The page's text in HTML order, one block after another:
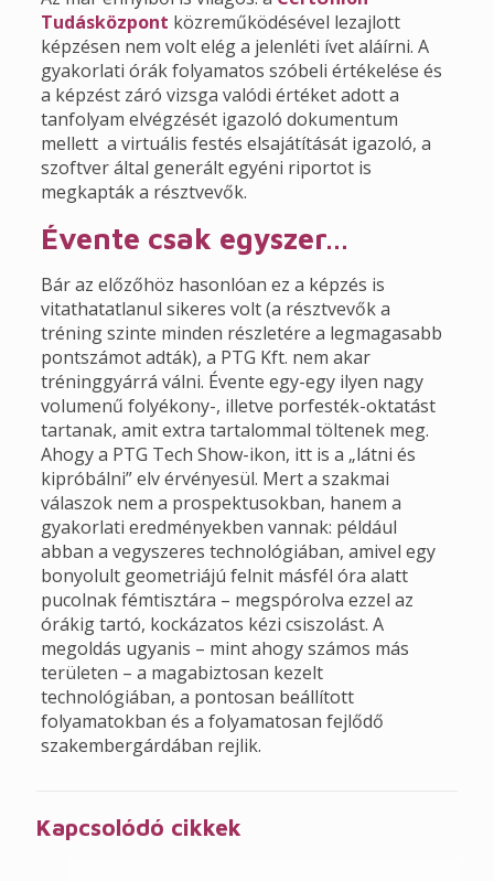
Tudásközpont közreműködésével lezajlott
képzésen nem volt elég a jelenléti ívet aláírni. A
gyakorlati órák folyamatos szóbeli értékelése és
a képzést záró vizsga valódi értéket adott a
tanfolyam elvégzését igazoló dokumentum
mellett a virtuális festés elsajátítását igazoló, a
szoftver által generált egyéni riportot is
megkapták a résztvevők.
Évente csak egyszer…
Bár az előzőhöz hasonlóan ez a képzés is
vitathatatlanul sikeres volt (a résztvevők a
tréning szinte minden részletére a legmagasabb
pontszámot adták), a PTG Kft. nem akar
tréninggyárrá válni. Évente egy-egy ilyen nagy
volumenű folyékony-, illetve porfesték-oktatást
tartanak, amit extra tartalommal töltenek meg.
Ahogy a PTG Tech Show-ikon, itt is a „látni és
kipróbálni” elv érvényesül. Mert a szakmai
válaszok nem a prospektusokban, hanem a
gyakorlati eredményekben vannak: például
abban a vegyszeres technológiában, amivel egy
bonyolult geometriájú felnit másfél óra alatt
pucolnak fémtisztára – megspórolva ezzel az
órákig tartó, kockázatos kézi csiszolást. A
megoldás ugyanis – mint ahogy számos más
területen – a magabiztosan kezelt
technológiában, a pontosan beállított
folyamatokban és a folyamatosan fejlődő
szakembergárdában rejlik.
Kapcsolódó cikkek